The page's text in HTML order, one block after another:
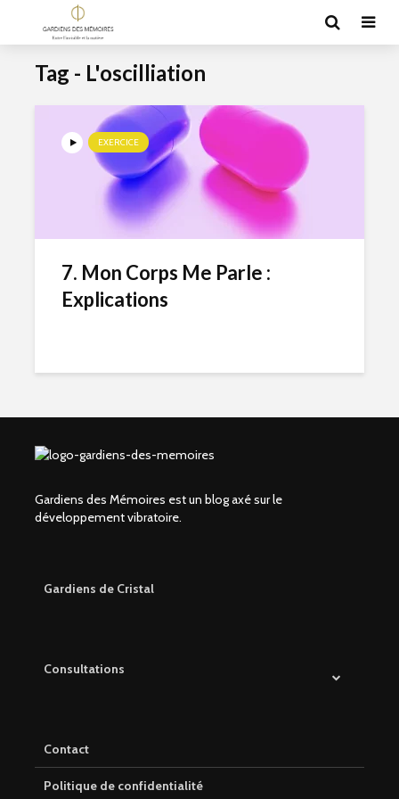
Tag - L'oscilliation
EXERCICE
7. Mon Corps Me Parle :
Explications
Gardiens des Mémoires est un blog axé sur le
développement vibratoire.
Gardiens de Cristal
Consultations
Contact
Politique de confidentialité